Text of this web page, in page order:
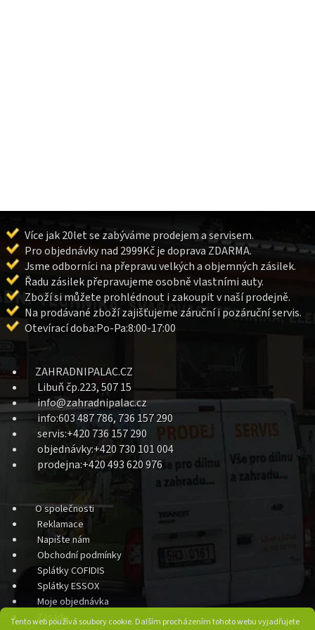
Tento web používá soubory cookie. Dalším procházením tohoto webu vyjadřujete
Více jak 20let se zabýváme prodejem a servisem.
Pro objednávky nad 2999Kč je doprava ZDARMA.
Jsme odborníci na přepravu velkých a objemných zásilek.
Řadu zásilek přepravujeme osobně vlastními auty.
Zboží si můžete prohlédnout i zakoupit v naší prodejně.
Na prodávané zboží zajišťujeme záruční i pozáruční servis.
Otevírací doba:Po-Pa:8:00-17:00
ZAHRADNIPALAC.CZ
Libuň čp.223, 507 15
info@zahradnipalac.cz
info:603 487 786, 736 157 290
servis:+420 736 157 290
objednávky:+420 730 101 004
prodejna:+420 493 620 976
O společnosti
Reklamace
Napište nám
Obchodní podmínky
Splátky COFIDIS
Splátky ESSOX
Moje objednávka
Zásady